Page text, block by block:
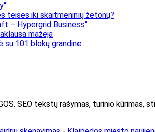
teisės iki skaitmeninių žetonų?
– Hypergrid Business“.
mažėja
su 101 blokų grandine
SEO tekstų rašymas, turinio kūrimas,